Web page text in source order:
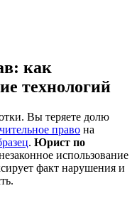
как
технологий
Вы теряете долю
право на
. Юрист по
использование
факт нарушения и